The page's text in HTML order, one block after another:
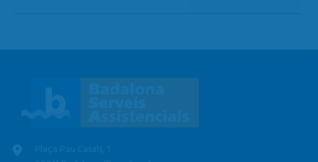
Plaça Pau Casals, 1